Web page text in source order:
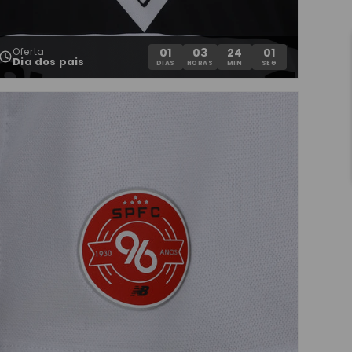
Oferta
Dia dos pais
01
DIAS
03
HORAS
24
MIN
00
SEG